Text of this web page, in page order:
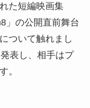
た短編映画集
」の公開直前舞台
ついて触れまし
表し、相手はプ
。